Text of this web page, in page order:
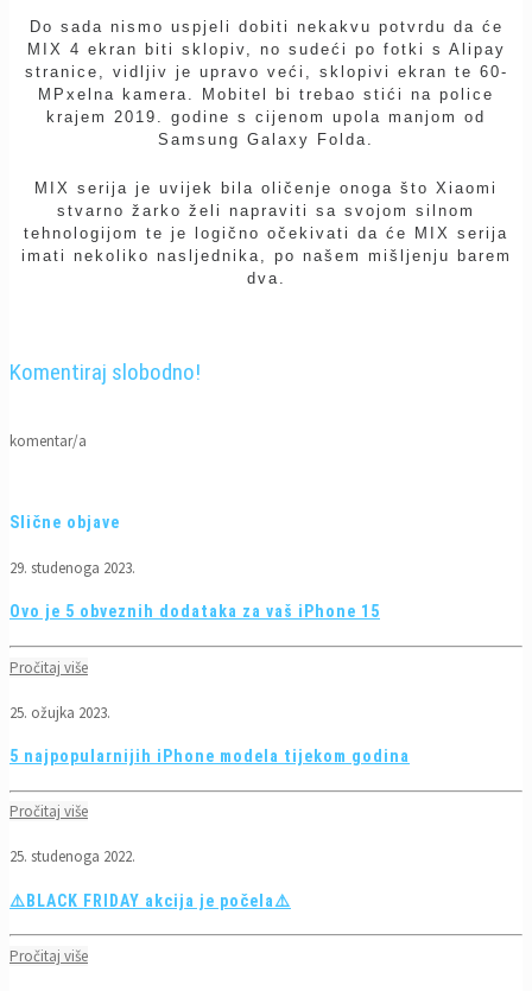
Do sada nismo uspjeli dobiti nekakvu potvrdu da će
MIX 4 ekran biti sklopiv, no sudeći po fotki s Alipay
stranice, vidljiv je upravo veći, sklopivi ekran te 60-
MPxelna kamera. Mobitel bi trebao stići na police
krajem 2019. godine s cijenom upola manjom od
Samsung Galaxy Folda.
MIX serija je uvijek bila oličenje onoga što Xiaomi
stvarno žarko želi napraviti sa svojom silnom
tehnologijom te je logično očekivati da će MIX serija
imati nekoliko nasljednika, po našem mišljenju barem
dva.
Komentiraj slobodno!
komentar/a
Slične objave
29. studenoga 2023.
Ovo je 5 obveznih dodataka za vaš iPhone 15
Pročitaj više
25. ožujka 2023.
5 najpopularnijih iPhone modela tijekom godina
Pročitaj više
25. studenoga 2022.
⚠️BLACK FRIDAY akcija je počela⚠️
Pročitaj više